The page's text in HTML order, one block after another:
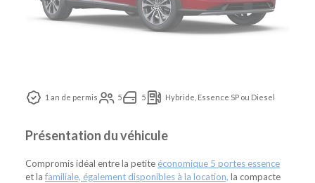
1 an de permis 5 5 Hybride, Essence SP ou Diesel
Présentation du véhicule
Compromis idéal entre la petite économique 5 portes essence
et la familiale, également disponibles à la location, la compacte